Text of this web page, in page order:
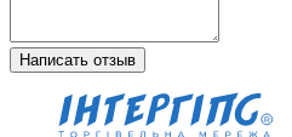
Написать отзыв